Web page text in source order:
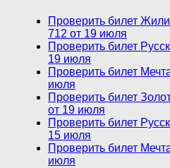
Проверить билет
712 от 19 июля
Проверить билет
19 июля
Проверить билет
июля
Проверить билет
от 19 июля
Проверить билет
15 июля
Проверить билет
июля